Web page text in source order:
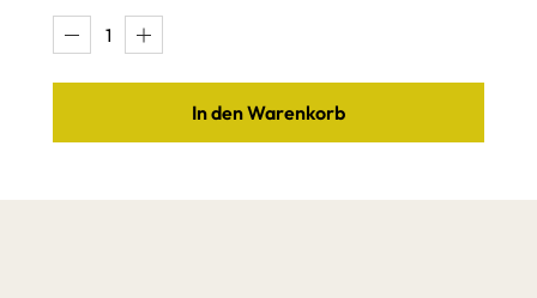
Rohstahl
Pulver
In den Warenkorb